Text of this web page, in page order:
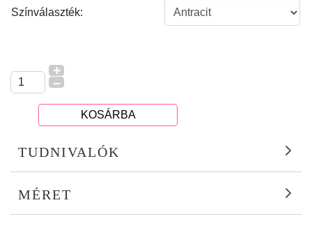
Színválaszték:
+
–
KOSÁRBA
TUDNIVALÓK
MÉRET